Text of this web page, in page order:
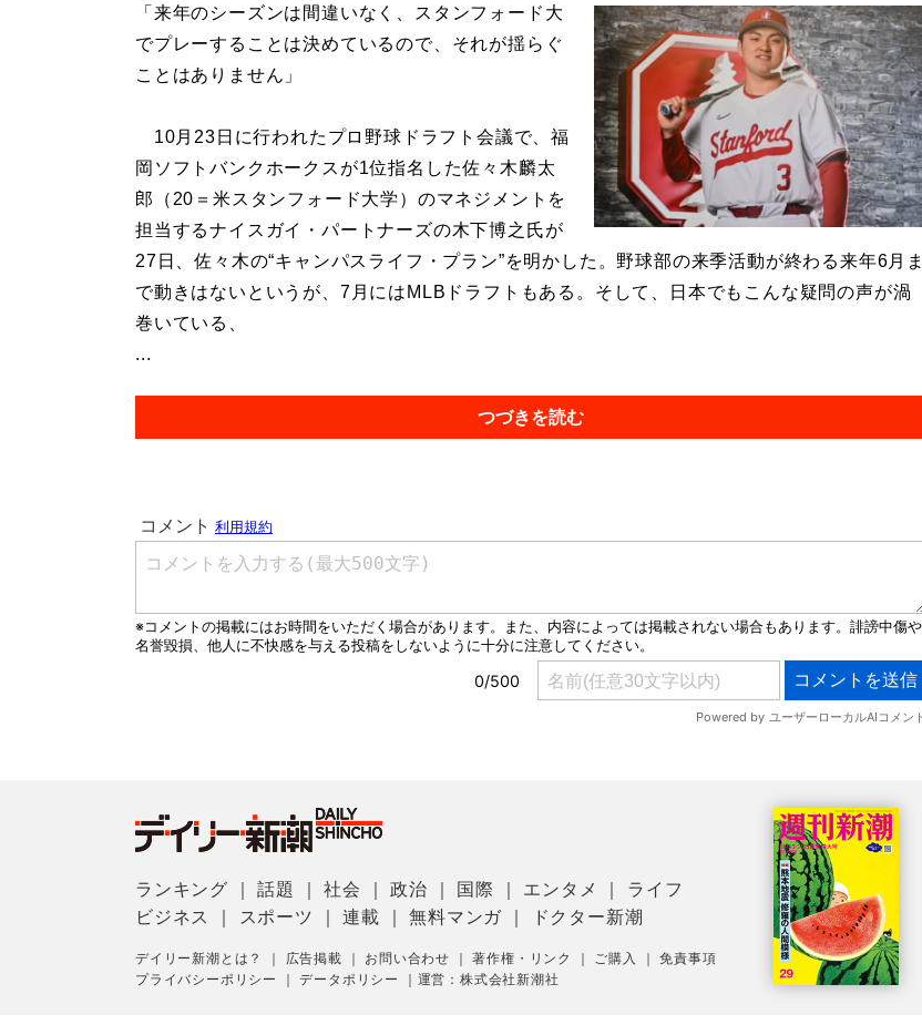
「来年のシーズンは間違いなく、スタンフォード大
でプレーすることは決めているので、それが揺らぐ
ことはありません」
10月23日に行われたプロ野球ドラフト会議で、福
岡ソフトバンクホークスが1位指名した佐々木麟太
郎（20＝米スタンフォード大学）のマネジメントを
担当するナイスガイ・パートナーズの木下博之氏が
27日、佐々木の“キャンパスライフ・プラン”を明かした。野球部の来季活動が終わる来年6月ま
で動きはないというが、7月にはMLBドラフトもある。そして、日本でもこんな疑問の声が渦
巻いている、
...
つづきを読む
ランキング ｜話題 ｜社会 ｜政治 国際 エンタメ
ライフ
ビジネス
スポーツ ｜連載 ｜無料マンガ ドクター新潮
デイリー新潮とは？ 広告掲載 お問い合わせ ｜著作権・リンク ご購入 ｜免責事項
プライバシーポリシー
｜データポリシー 運営：株式会社新潮社